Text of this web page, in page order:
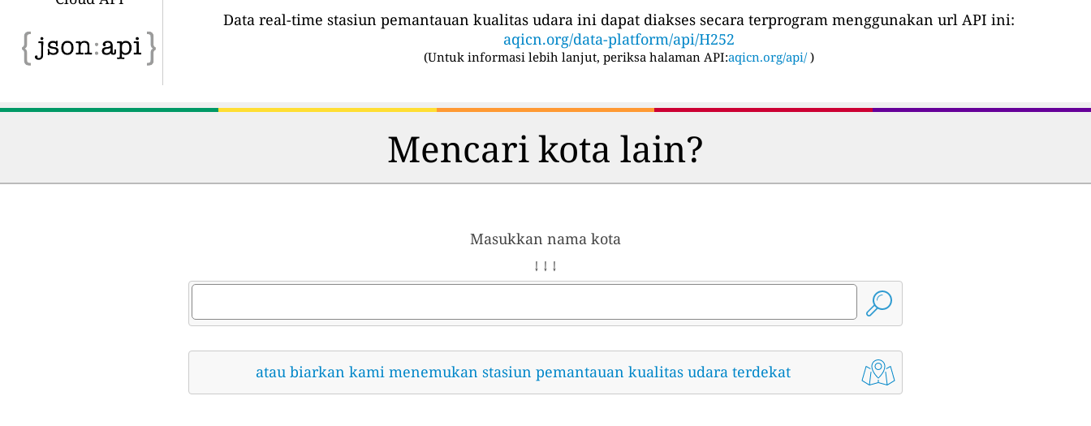
Data real-time stasiun pemantauan kualitas udara ini dapat diakses secara terprogram menggunakan url API ini:
aqicn.org/data-platform/api/H252
(Untuk informasi lebih lanjut, periksa halaman API:aqicn.org/api/ )
Mencari kota lain?
Masukkan nama kota
↓ ↓ ↓
atau biarkan kami menemukan stasiun pemantauan kualitas udara terdekat